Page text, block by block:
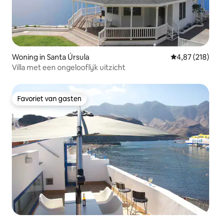
Woning in Santa Úrsula Gemiddelde
4,87 (218)
Villa met een ongelooflijk uitzicht
Favoriet van gasten
Favoriet van gasten